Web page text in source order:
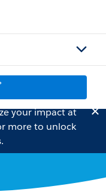
your impact at
more to unlock